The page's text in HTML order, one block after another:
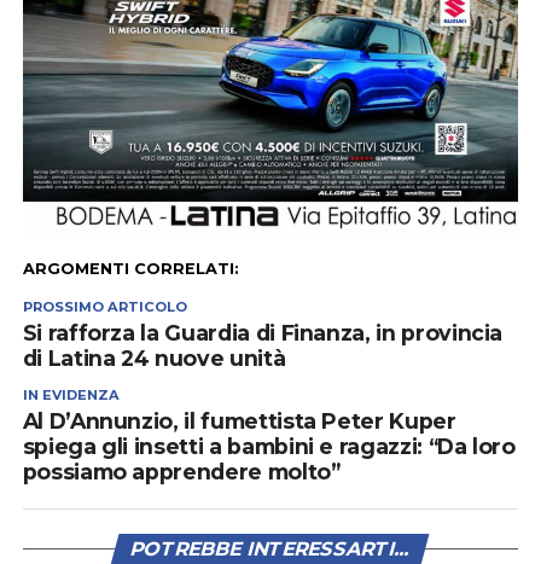
ARGOMENTI CORRELATI:
PROSSIMO ARTICOLO
Si rafforza la Guardia di Finanza, in provincia
di Latina 24 nuove unità
IN EVIDENZA
Al D’Annunzio, il fumettista Peter Kuper
spiega gli insetti a bambini e ragazzi: “Da loro
possiamo apprendere molto”
POTREBBE INTERESSARTI...